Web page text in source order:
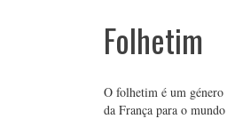
Folhetim
O folhetim é um
da França para o